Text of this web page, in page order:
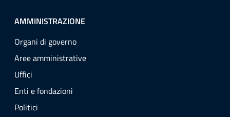
AMMINISTRAZIONE
Organi di governo
Aree amministrative
Uffici
Enti e fondazioni
Politici